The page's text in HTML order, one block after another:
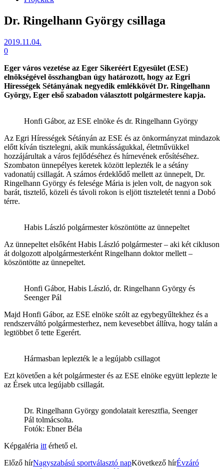
Dr. Ringelhann György csillaga
2019.11.04.
0
Eger város vezetése az Eger Sikeréért Egyesület (ESE)
elnökségével összhangban úgy határozott, hogy az Egri
Hírességek Sétányának negyedik emlékkövét Dr. Ringelhann
György, Eger első szabadon választott polgármestere kapja.
Honfi Gábor, az ESE elnöke és dr. Ringelhann György
Az Egri Hírességek Sétányán az ESE és az önkormányzat mindazok
előtt kíván tisztelegni, akik munkásságukkal, életművükkel
hozzájárultak a város fejlődéséhez és hírnevének erősítéséhez.
Szombaton ünnepélyes keretek között leplezték le a sétány
vadonatúj csillagát. A számos érdeklődő mellett az ünnepelt, Dr.
Ringelhann György és felesége Mária is jelen volt, de nagyon sok
barát, tisztelő, közeli és távoli rokon is eljött tiszteletét tenni a Dobó
térre.
Habis László polgármester köszöntötte az ünnepeltet
Az ünnepeltet elsőként Habis László polgármester – aki két cikluson
át dolgozott alpolgármesterként Ringelhann doktor mellett –
köszöntötte az ünnepeltet.
Honfi Gábor, Habis László, dr. Ringelhann György és
Seenger Pál
Majd Honfi Gábor, az ESE elnöke szólt az egybegyűltekhez és a
rendszerváltó polgármesterhez, nem kevesebbet állítva, hogy talán a
legtöbbet ő tette Egerért.
Hármasban leplezték le a legújabb csillagot
Ezt követően a két polgármester és az ESE elnöke együtt leplezte le
az Érsek utca legújabb csillagát.
Dr. Ringelhann György gondolatait keresztfia, Seenger
Pál tolmácsolta.
Fotók: Ebner Béla
Képgaléria itt érhető el.
Előző hírNagyszabású sportválasztó napKövetkező hírÉvzáró